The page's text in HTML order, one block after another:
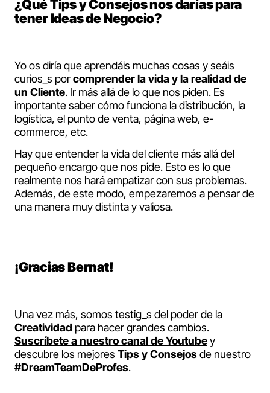
¿Qué Tips y Consejos nos darías para
tener Ideas de Negocio?
Yo os diría que aprendáis muchas cosas y seáis
curios_s porcomprender la vida y la realidad de
un Cliente. Ir más allá de lo que nos piden. Es
importante saber cómo funciona la distribución, la
logística, el punto de venta, página web, e-
commerce, etc.
Hay que entender la vida del cliente más allá del
pequeño encargo que nos pide. Esto es lo que
realmente nos hará empatizar con sus problemas.
Además, de este modo, empezaremos a pensar de
una manera muy distinta y valiosa.
¡Gracias Bernat!
Una vez más, somos testig_s del poder de la
Creatividad para hacer grandes cambios.
Suscríbete a nuestro canal de Youtubey
descubre los mejores Tips y Consejosde nuestro
#DreamTeamDeProfes.